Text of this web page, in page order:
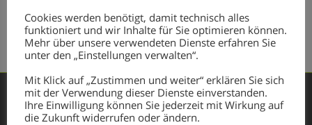
Cookies werden benötigt, damit technisch alles
funktioniert und wir Inhalte für Sie optimieren können.
Mehr über unsere verwendeten Dienste erfahren Sie
unter den „Einstellungen verwalten“.
Mit Klick auf „Zustimmen und weiter“ erklären Sie sich
mit der Verwendung dieser Dienste einverstanden.
Ihre Einwilligung können Sie jederzeit mit Wirkung auf
die Zukunft widerrufen oder ändern.